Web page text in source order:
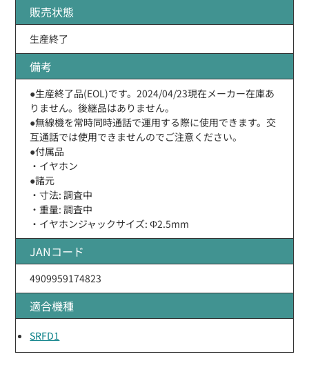
販売状態
生産終了
備考
●生産終了品(EOL)です。2024/04/23現在メーカー在庫あ
りません。後継品はありません。
●無線機を常時同時通話で運用する際に使用できます。交
互通話では使用できませんのでご注意ください。
●付属品
・イヤホン
●諸元
・寸法: 調査中
・重量: 調査中
・イヤホンジャックサイズ: Φ2.5mm
JANコード
4909959174823
適合機種
SRFD1